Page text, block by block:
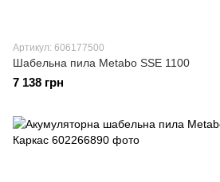
Артикул: 606177500
Шабельна пила Metabo SSE 1100
7 138 грн